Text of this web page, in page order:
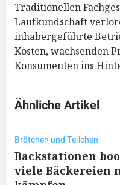
Traditionellen
Laufkundschaft
inhabergeführte
Kosten, wachsenden
Konsumenten ins
Ähnliche Artikel
Brötchen und Teilchen
Backstationen
viele Bäckereien